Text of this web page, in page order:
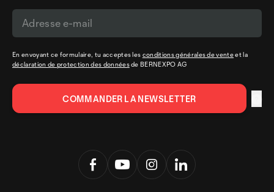
En envoyant ce formulaire, tu acceptes les conditions générales de venteet la
déclaration de protection des donnéesde BERNEXPO AG